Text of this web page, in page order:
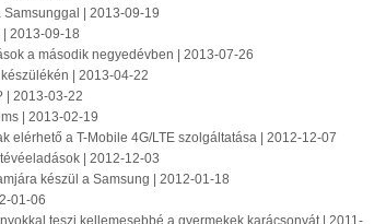
| 2013-09-19
| 2013-09-18
a második negyedévben | 2013-07-26
| 2013-04-22
| 2013-03-22
| 2013-02-19
elérhető a T-Mobile 4G/LTE szolgáltatása | 2012-12-07
| 2012-12-03
készül a Samsung | 2012-01-18
01-06
teszi kellemesebbé a gyermekek karácsonyát | 2011-